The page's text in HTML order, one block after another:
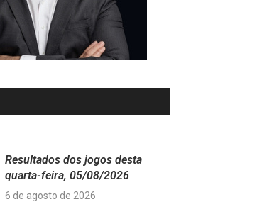
Resultados dos jogos desta
quarta-feira, 05/08/2026
6 de agosto de 2026